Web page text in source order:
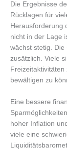
Die Ergebnisse
Rücklagen für
Herausforderung
nicht in der Lage
wächst stetig.
zusätzlich. Viele
Freizeitaktivitäten
bewältigen zu
Eine bessere
hoher Inflation
viele eine